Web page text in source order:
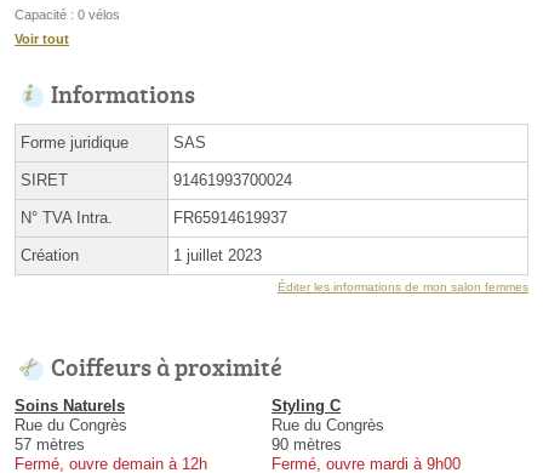
Capacité : 0 vélos
Voir tout
Informations
Forme juridique SAS
SIRET 91461993700024
N° TVA Intra. FR65914619937
Création 1 juillet 2023
Éditer les informations de mon salon femmes
Coiffeurs à proximité
Soins Naturels
Rue du Congrès
57 mètres
Fermé, ouvre demain à 12h
Styling C
Rue du Congrès
90 mètres
Fermé, ouvre mardi à 9h00